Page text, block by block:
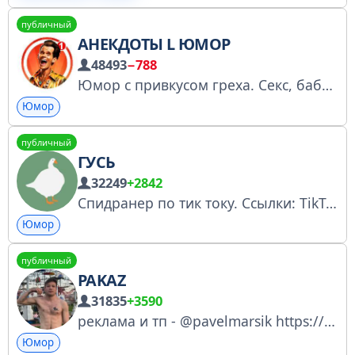
Фото голых девушек и мужчин, порно, или другие материалы для взрослых.
публичный
АНЕКДОТЫ L ЮМОР
48493−788
Юмор с привкусом греха. Секс, бабки, политика — всё, как вы любите. Без цензуры. По всем вопросам: @mister_krabsik Менеджеры: @lokii_admin
Юмор
публичный
ГУСЬ
32249+2842
Спидранер по тик току. Ссылки: TikTok: https://www.tiktok.com/@i11ushenka Instagram: https://www.instagram.com/i11ush/ YouTube: https://youtube.com/@i11ush Boosty: https://boosty.to/i11ushenka ПО РЕКЛАМЕ: её нет и не будет
Юмор
публичный
PAKAZ
31835+3590
реклама и тп - @pavelmarsik https://t.me/pakkazzz/7329 ВСЕ НАШИ КАНАЛЫ @pakazpopi КУПИТ МЕРЧ @MERCHPAKAZ закинуть донат https://www.donationalerts.com/r/pavelarsikkk
Юмор